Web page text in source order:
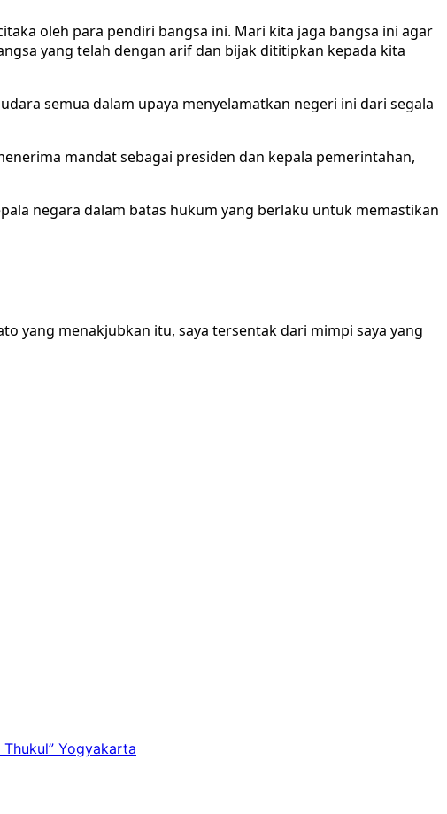
oleh para pendiri bangsa ini. Mari kita jaga bangsa ini agar
yang telah dengan arif dan bijak dititipkan kepada kita
semua dalam upaya menyelamatkan negeri ini dari segala
mandat sebagai presiden dan kepala pemerintahan,
negara dalam batas hukum yang berlaku untuk memastikan
yang menakjubkan itu, saya tersentak dari mimpi saya yang
Thukul” Yogyakarta